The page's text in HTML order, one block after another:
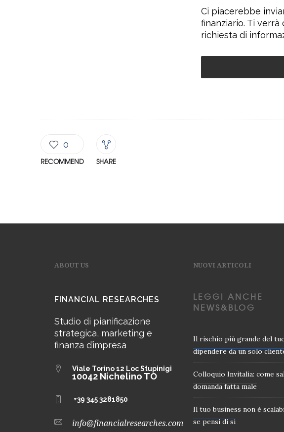
Ci piacerebbe
finanziario. Ti
richiesta di
0
RECOMMEND SHARE
ABOUT US
FINANCIAL RESEARCHES
Studio di pianificazione
strategica, marketing e
finanza d’impresa
Viale Torino 12 Loc Stupinigi
10042 Nichelino TO
+39 345 3281850
info@financialresearches.com
NUOVI ARTICOLI
LEGGI ANCHE
NEWS&BLOG
Il rischio più grande del
dipendere da un solo
Colloquio Invitalia: come
domanda fatta male
Il tuo business non è
se pensi di si